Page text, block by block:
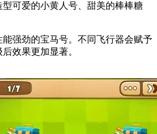
可爱的小黄人号、甜美的棒棒糖
强劲的宝马号。不同飞行器会赋予
效果更加显著。